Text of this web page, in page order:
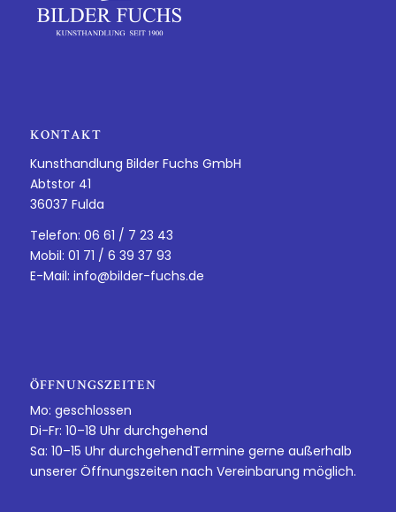
KONTAKT
Kunsthandlung Bilder Fuchs GmbH
Abtstor 41
36037 Fulda
Telefon: 06 61 / 7 23 43
Mobil: 01 71 / 6 39 37 93
E-Mail: info@bilder-fuchs.de
ÖFFNUNGSZEITEN
Mo: geschlossen
Di-Fr: 10–18 Uhr durchgehend
Sa: 10–15 Uhr durchgehendTermine gerne außerhalb
unserer Öffnungszeiten nach Vereinbarung möglich.